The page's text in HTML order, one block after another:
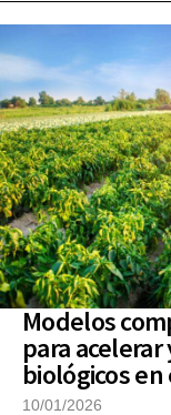
Modelos
para
biológicos en
10/01/2026